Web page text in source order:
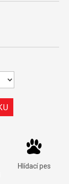
Hlídací pes